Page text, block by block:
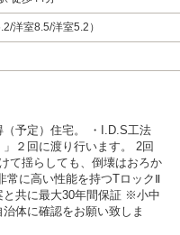
洋室8.5/洋室5.2）
（予定）住宅。 ・I.D.S工法
２回に渡り行います。 2回
て揺らしても、倒壊はおろか
常に高い性能を持つTロックⅡ
と共に最大30年間保証 ※小中
体に確認をお願い致しま